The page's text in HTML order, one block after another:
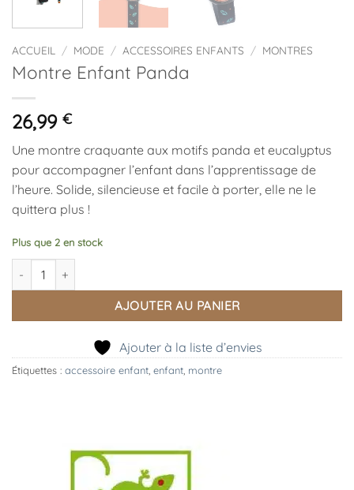
ACCUEIL / MODE / ACCESSOIRES ENFANTS / MONTRES
Montre Enfant Panda
26,99 €
Une montre craquante aux motifs panda et eucalyptus
pour accompagner l’enfant dans l’apprentissage de
l’heure. Solide, silencieuse et facile à porter, elle ne le
quittera plus !
Plus que 2 en stock
quantité de Montre Enfant Panda
AJOUTER AU PANIER
Ajouter à la liste d’envies
Étiquettes : accessoire enfant enfant montre